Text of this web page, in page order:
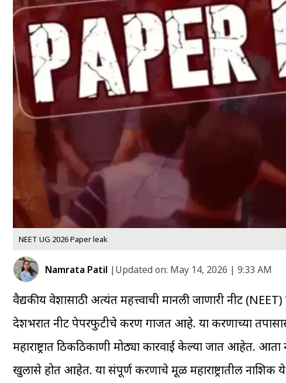
NEET UG 2026 Paper leak
Namrata Patil |Updated on: May 14, 2026 | 9:33 AM
वैद्यकीय प्रवेशासाठी अत्यंत महत्त्वाची मानली जाणारी नीट
देशभरात नीट पेपरफुटीचे प्रकरण गाजत आहे. या प्रकरणाच्या
महाराष्ट्रात ठिकठिकाणी मोठ्या कारवाई केल्या जात आहेत.
खुलासे होत आहेत. या संपूर्ण प्रकरणाचे मूळ महाराष्ट्रातील नाशिक